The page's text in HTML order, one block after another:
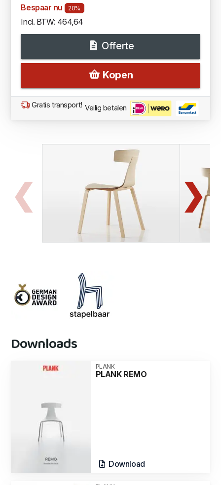
Bespaar nu 20%
Incl. BTW: 464,64
Offerte
Kopen
Gratis transport! Veilig betalen
Downloads
PLANK
PLANK REMO
Download